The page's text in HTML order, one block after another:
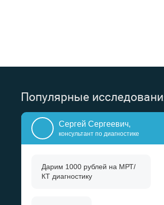
Популярные
МРТ головного мозга
МРТ коленного сустава
МРТ шейного отдела позвоночника
МРТ гипофиза
Сергей Сергеевич,
консультант по диагностике
Дарим 1000 рублей на МРТ/
КТ диагностику